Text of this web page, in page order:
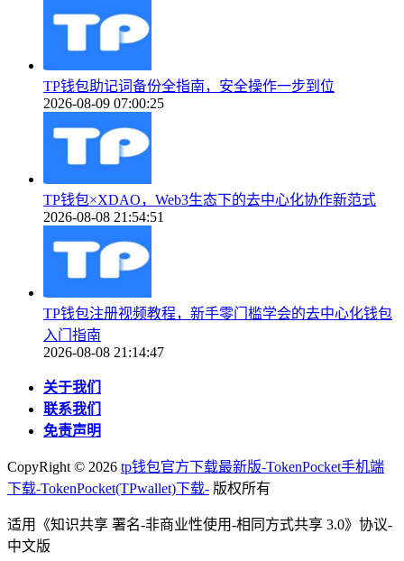
TP钱包助记词备份全指南，安全操作一步到位
2026-08-09 07:00:25
TP钱包×XDAO，Web3生态下的去中心化协作新范式
2026-08-08 21:54:51
TP钱包注册视频教程，新手零门槛学会的去中心化钱包
入门指南
2026-08-08 21:14:47
关于我们
联系我们
免责声明
CopyRight © 2026 tp钱包官方下载最新版-TokenPocket手机端
下载-TokenPocket(TPwallet)下载- 版权所有
适用《知识共享 署名-非商业性使用-相同方式共享 3.0》协议-
中文版